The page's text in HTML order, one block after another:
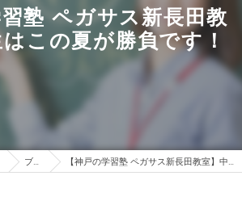
習塾 ペガサス新長田教
この夏が勝負です！
ブログ 【神戸の学習塾 ペガサス新長田教室】中３生はこの夏が勝負です！